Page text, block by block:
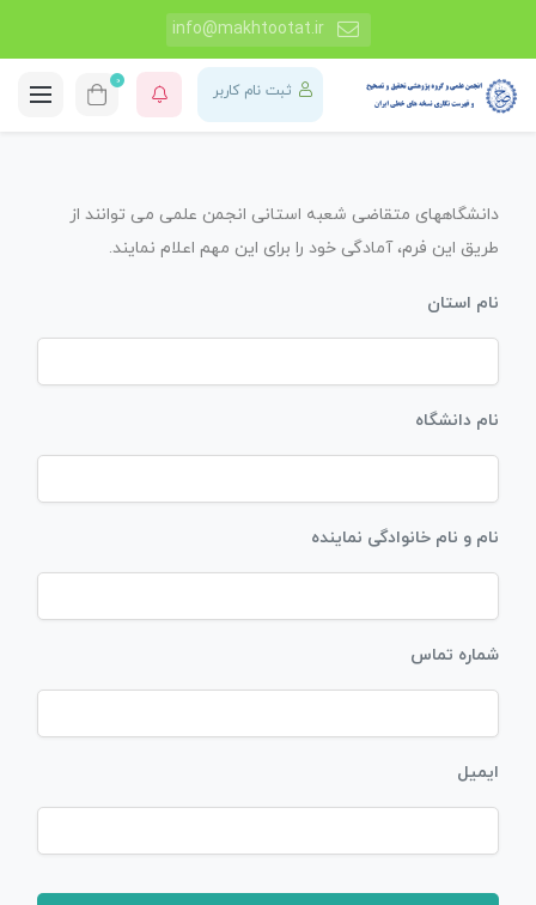
info@makhtootat.ir
ثبت نام کاربر
0
دانشگاههای متقاضی شعبه استانی انجمن علمی می توانند از
طریق این فرم، آمادگی خود را برای این مهم اعلام نمایند.
نام استان
نام دانشگاه
نام و نام خانوادگی نماینده
شماره تماس
ایمیل